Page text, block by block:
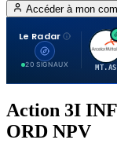
Accéder à mon
Le Radar
20 SIGNAUX
A
MT.AS
Action 3I
ORD NPV